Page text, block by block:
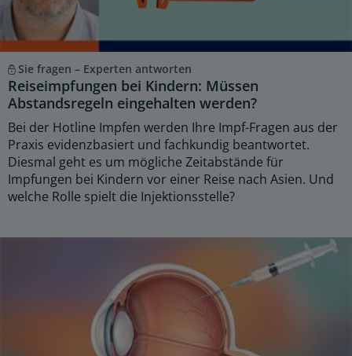
Sie fragen – Experten antworten
Reiseimpfungen bei Kindern: Müssen
Abstandsregeln eingehalten werden?
Bei der Hotline Impfen werden Ihre Impf-Fragen aus der
Praxis evidenzbasiert und fachkundig beantwortet.
Diesmal geht es um mögliche Zeitabstände für
Impfungen bei Kindern vor einer Reise nach Asien. Und
welche Rolle spielt die Injektionsstelle?